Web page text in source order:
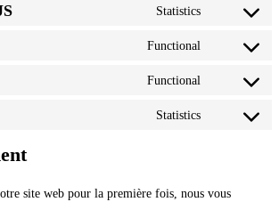
wordpress
Statistics
Consent
sourcebuster-
Functional
Consent
litespeed
Functional
Consent
Statistics
Consent
site web pour la première fois, nous vous